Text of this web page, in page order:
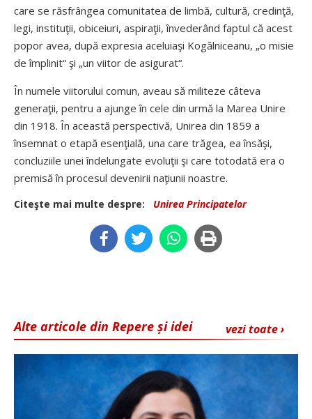
care se răsfrângea comunitatea de limbă, cultură, credinţă,
legi, instituţii, obiceiuri, aspiraţii, învederând faptul că acest
popor avea, după expresia aceluiaşi Kogălniceanu, „o misie
de împlinit“ şi „un viitor de asigurat“.
În numele viitorului comun, aveau să militeze câteva
generaţii, pentru a ajunge în cele din urmă la Marea Unire
din 1918. În această perspectivă, Unirea din 1859 a
însemnat o etapă esenţială, una care trăgea, ea însăşi,
concluziile unei îndelungate evoluţii şi care totodată era o
premisă în procesul devenirii naţiunii noastre.
Citeşte mai multe despre: Unirea Principatelor
vezi toate ›
Alte articole din Repere și idei